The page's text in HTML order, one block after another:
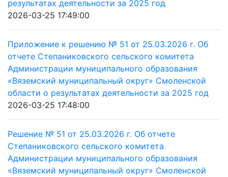
результатах деятельности за 2025 год
2026-03-25 17:49:00
Приложение к решению № 51 от 25.03.2026 г. Об
отчете Степаниковского сельского комитета
Администрации муниципального образования
«Вяземский муниципальный округ» Смоленской
области о результатах деятельности за 2025 год
2026-03-25 17:48:00
Решение № 51 от 25.03.2026 г. Об отчете
Степаниковского сельского комитета
Администрации муниципального образования
«Вяземский муниципальный округ» Смоленской